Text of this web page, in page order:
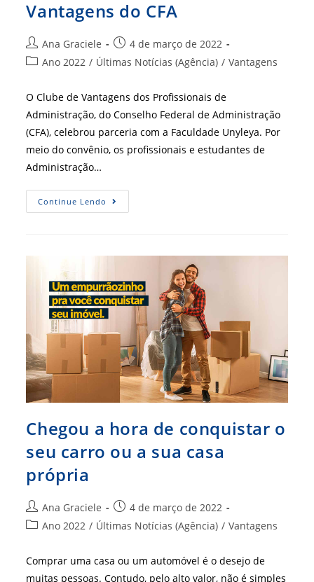
Vantagens do CFA
Autor
do
Ana Graciele
Post
publicado:
4 de março de 2022
Categoria
post:
Ano 2022 / Últimas Notícias (Agência) / Vantagens
O Clube de Vantagens dos Profissionais de
Administração, do Conselho Federal de Administração
(CFA), celebrou parceria com a Faculdade Unyleya. Por
meio do convênio, os profissionais e estudantes de
Administração…
Continue Lendo Faculdade
Unyleya
Do
De
Vantagens
Do
CFA
Chegou a hora de conquistar o
seu carro ou a sua casa
própria
Autor
do
Ana Graciele
Post
publicado:
4 de março de 2022
Categoria
post:
Ano 2022 / Últimas Notícias (Agência) / Vantagens
Comprar uma casa ou um automóvel é o desejo de
muitas pessoas. Contudo, pelo alto valor, não é simples